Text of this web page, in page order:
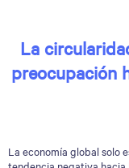
La
preocupación
La economía global solo